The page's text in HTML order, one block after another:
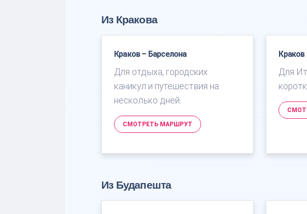
Из Кракова
Краков – Барселона
Для отдыха, городских
каникул и путешествия на
несколько дней.
СМОТРЕТЬ МАРШРУТ
Для
Из Будапешта